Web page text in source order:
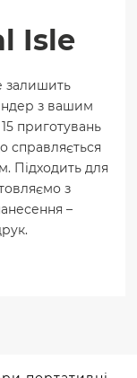
Isle
залишить
з вашим
приготувань
справляється
Підходить для
з
–